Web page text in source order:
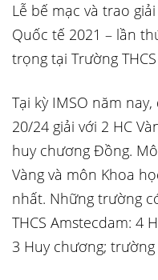
Lễ bế mạc và trao
Quốc tế 2021 – lần
trọng tại Trường
Tại kỳ IMSO năm
20/24 giải với 2 HC
huy chương Đồng.
Vàng và môn Khoa
nhất. Những trường
THCS Amstecdam: 4
3 Huy chương;